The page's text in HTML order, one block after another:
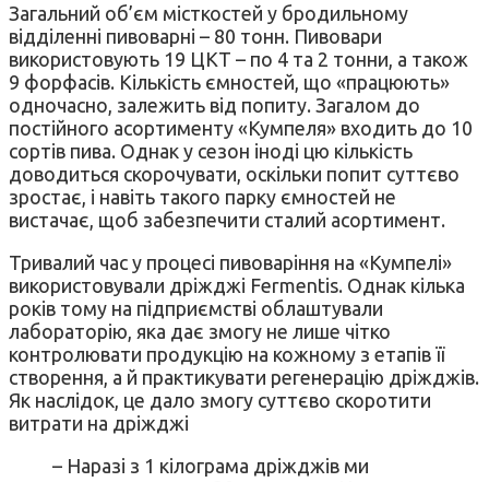
Загальний об’єм місткостей у бродильному
відділенні пивоварні – 80 тонн. Пивовари
використовують 19 ЦКТ – по 4 та 2 тонни, а також
9 форфасів. Кількість ємностей, що «працюють»
одночасно, залежить від попиту. Загалом до
постійного асортименту «Кумпеля» входить до 10
сортів пива. Однак у сезон іноді цю кількість
доводиться скорочувати, оскільки попит суттєво
зростає, і навіть такого парку ємностей не
вистачає, щоб забезпечити сталий асортимент.
Тривалий час у процесі пивоваріння на «Кумпелі»
використовували дріжджі Fermentis. Однак кілька
років тому на підприємстві облаштували
лабораторію, яка дає змогу не лише чітко
контролювати продукцію на кожному з етапів її
створення, а й практикувати регенерацію дріжджів.
Як наслідок, це дало змогу суттєво скоротити
витрати на дріжджі
– Наразі з 1 кілограма дріжджів ми